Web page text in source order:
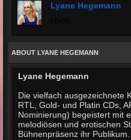
Lyane Hegemann
ABOUT LYANE HEGEMANN
Lyane Hegemann
Die vielfach ausgezeichnete
RTL, Gold- und Platin CDs,
Nominierung) begeistert mit
melodiösen und erotischen
Bühnenpräsenz ihr Publikum.